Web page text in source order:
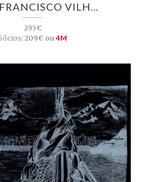
VILH…
295€
209€ ou4M